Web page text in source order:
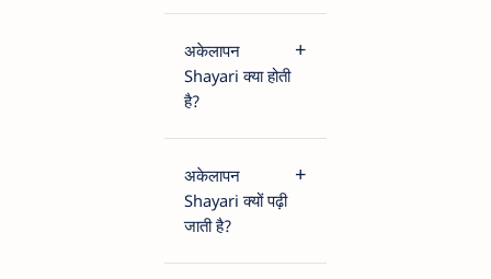
अकेलापन
Shayari क्या होती
है?
अकेलापन
Shayari क्यों पढ़ी
जाती है?